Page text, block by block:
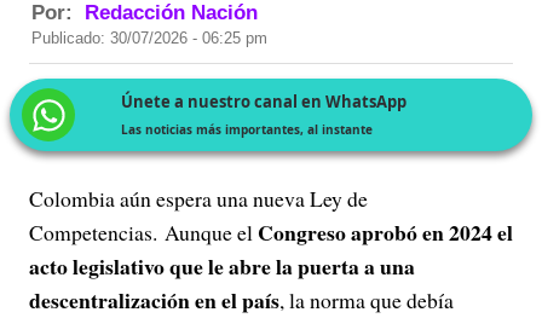
Por: Redacción Nación
Publicado: 30/07/2026 - 06:25 pm
Únete a nuestro canal en WhatsApp
Las noticias más importantes, al instante
Colombia aún espera una nueva Ley de
Competencias. Aunque el Congreso aprobó en 2024 el
acto legislativo que le abre la puerta a una
descentralización en el país, la norma que debía